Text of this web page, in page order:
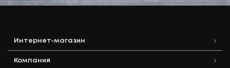
Интернет-магазин
Компания